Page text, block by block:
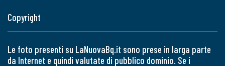
Copyright
Le foto presenti su LaNuovaBq.it sono prese in larga parte
da Internet e quindi valutate di pubblico dominio. Se i